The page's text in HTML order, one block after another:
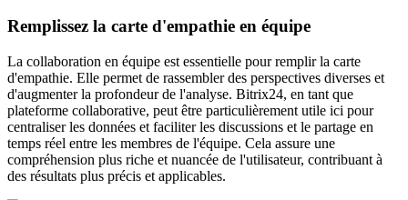
Remplissez la carte d'empathie en équipe
La collaboration en équipe est essentielle pour remplir la carte
d'empathie. Elle permet de rassembler des perspectives diverses et
d'augmenter la profondeur de l'analyse. Bitrix24, en tant que
plateforme collaborative, peut être particulièrement utile ici pour
centraliser les données et faciliter les discussions et le partage en
temps réel entre les membres de l'équipe. Cela assure une
compréhension plus riche et nuancée de l'utilisateur, contribuant à
des résultats plus précis et applicables.